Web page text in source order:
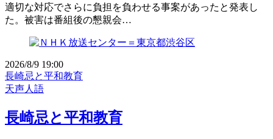
適切な対応でさらに負担を負わせる事案があったと発表し
た。被害は番組後の懇親会…
2026/8/9 19:00
長崎忌と平和教育
天声人語
長崎忌と平和教育